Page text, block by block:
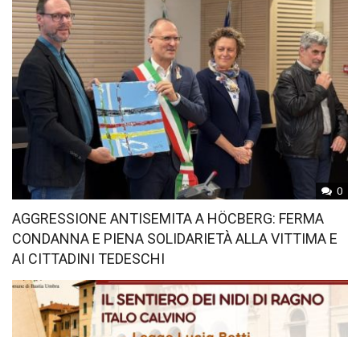
0
AGGRESSIONE ANTISEMITA A HÖCBERG: FERMA
CONDANNA E PIENA SOLIDARIETÀ ALLA VITTIMA E
AI CITTADINI TEDESCHI